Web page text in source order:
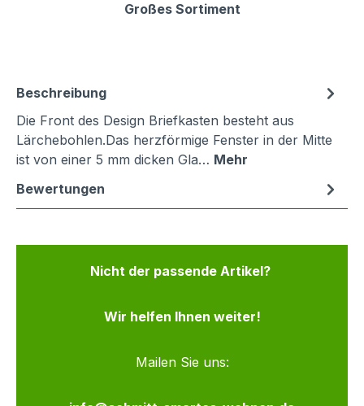
Großes Sortiment
Beschreibung
Die Front des Design Briefkasten besteht aus
Lärchebohlen.Das herzförmige Fenster in der Mitte
ist von einer 5 mm dicken Gla… Mehr
Bewertungen
Nicht der passende Artikel?
Wir helfen Ihnen weiter!
Mailen Sie uns: